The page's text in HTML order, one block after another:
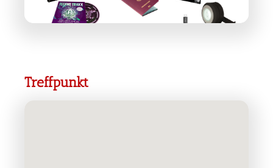
Treffpunkt